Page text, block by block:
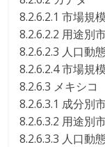
8.2.6.2.1 市場規
8.2.6.2.2 用途別
8.2.6.2.3 人口動
8.2.6.2.4 市場規
8.2.6.3 メキシコ
8.2.6.3.1 成分別
8.2.6.3.2 用途別
8.2.6.3.3 人口動